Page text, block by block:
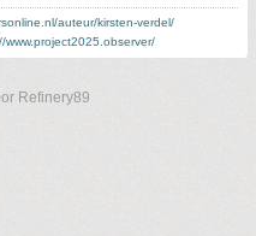
auteur/kirsten-verdel/
www.project2025.observer/
Refinery89